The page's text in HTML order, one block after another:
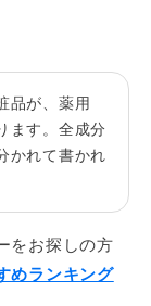
品が、薬用
ます。全成分
かれて書かれ
をお探しの方
めランキング